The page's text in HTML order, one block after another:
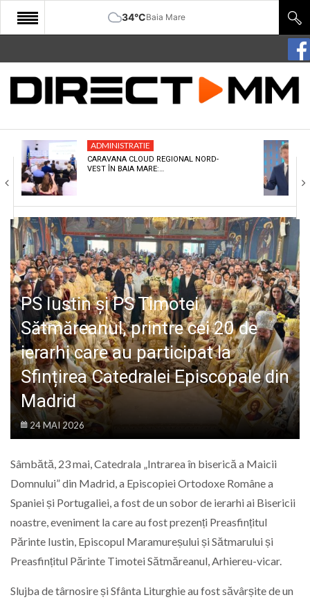
34°CBaia Mare
START
COMUNITATE
CULTURA
ECONOMIE
SANATATE
SPORT
SPECIAL
POLITIC
LIFE
ADMINISTRATIE
CARAVANA CLOUD REGIONAL NORD-
VEST ÎN BAIA MARE:…
PS Iustin și PS Timotei
Sătmăreanul, printre cei 20 de
ierarhi care au participat la
Sfințirea Catedralei Episcopale din
Madrid
24 MAI 2026
Sâmbătă, 23 mai, Catedrala „Intrarea în biserică a Maicii
Domnului” din Madrid, a Episcopiei Ortodoxe Române a
Spaniei și Portugaliei, a fost de un sobor de ierarhi ai Bisericii
noastre, eveniment la care au fost prezenți Preasfințitul
Părinte Iustin, Episcopul Maramureșului și Sătmarului și
Preasfințitul Părinte Timotei Sătmăreanul, Arhiereu-vicar.
Slujba de târnosire și Sfânta Liturghie au fost săvârșite de un